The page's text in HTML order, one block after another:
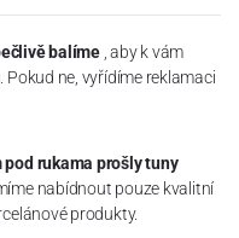
balíme , aby k vám
ne, vyřídíme reklamaci
rukama prošly tuny
nabídnout pouze kvalitní
produkty.